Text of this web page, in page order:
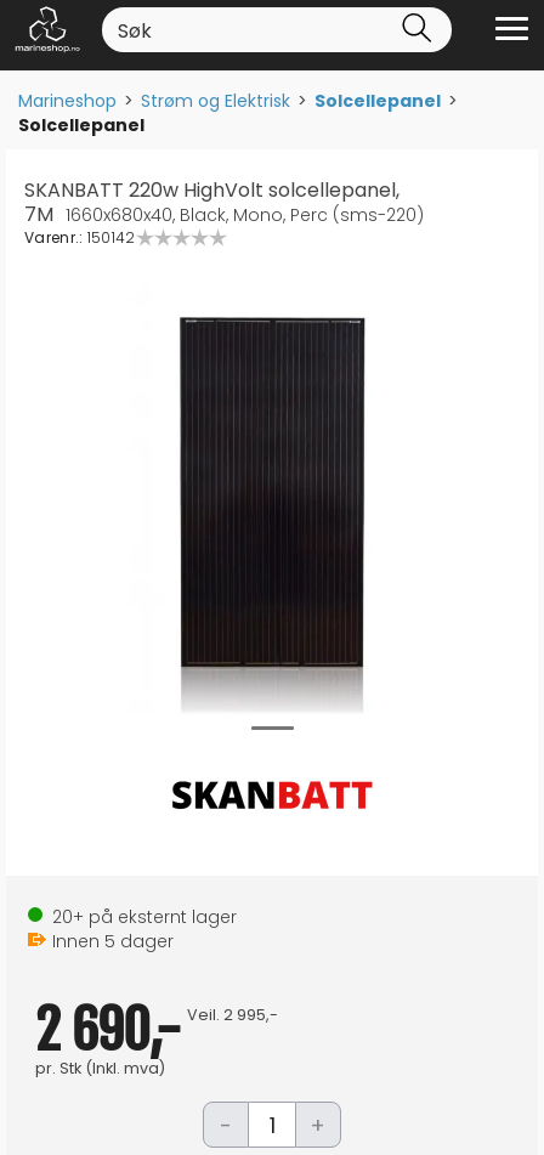
Marineshop>Strøm og Elektrisk>Solcellepanel>
Solcellepanel
SKANBATT 220w HighVolt solcellepanel,
7M 1660x680x40, Black, Mono, Perc (sms-220)
Varenr.: 150142
20+ på eksternt lager
Innen 5 dager
2 690,-
pr. Stk (Inkl. mva)
Veil.2 995,-
- +